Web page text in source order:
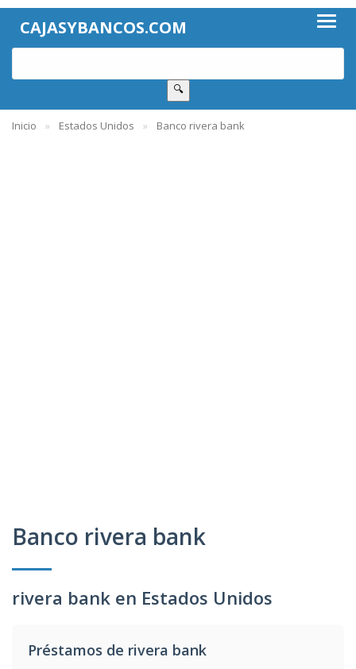
CAJASYBANCOS.COM
🔍
Inicio Estados Unidos Banco rivera bank
Banco rivera bank
rivera bank en Estados Unidos
Préstamos de rivera bank